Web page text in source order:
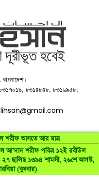
শরীফ আসতে আর মাত্র
আ’দাদ শরীফ পবিত্র ১২ই রবীউল
ছালিছ ১৩৯৪ শামসী, ২৬শে আগস্ট,
(বুধবার)
৮৩১৪৮৪৮, ৮৩১৬৯৫৮;
Reserved | Developed by: